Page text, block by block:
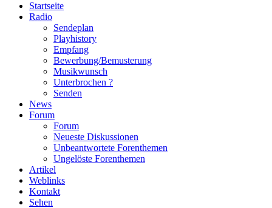
Startseite
Radio
Sendeplan
Playhistory
Empfang
Bewerbung/Bemusterung
Musikwunsch
Unterbrochen ?
Senden
News
Forum
Forum
Neueste Diskussionen
Unbeantwortete Forenthemen
Ungelöste Forenthemen
Artikel
Weblinks
Kontakt
Sehen